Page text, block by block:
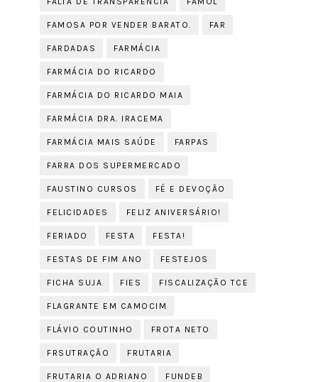
FAMOSA POR VENDER BARATO. FAR
FARDADAS FARMÁCIA
FARMÁCIA DO RICARDO
FARMÁCIA DO RICARDO MAIA
FARMÁCIA DRA. IRACEMA
FARMÁCIA MAIS SAÚDE FARPAS
FARRA DOS SUPERMERCADO
FAUSTINO CURSOS FÉ E DEVOÇÃO
FELICIDADES FELIZ ANIVERSÁRIO!
FERIADO FESTA FESTA!
FESTAS DE FIM ANO FESTEJOS
FICHA SUJA FIES FISCALIZAÇÃO TCE
FLAGRANTE EM CAMOCIM
FLÁVIO COUTINHO FROTA NETO
FRSUTRAÇÃO FRUTARIA
FRUTARIA O ADRIANO FUNDEB